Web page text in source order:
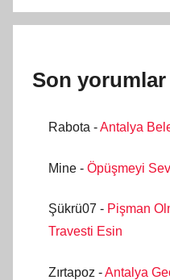
Son yorumlar
Rabota -Antalya
Mine - Öpüşmeyi
Şükrü07 - Pişman
Travesti Esin
Zırtapoz -Antalya